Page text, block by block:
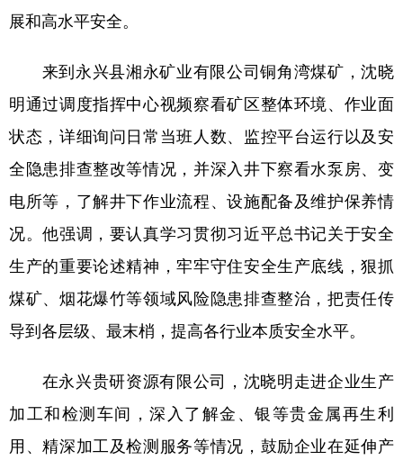
文化产业
地方频道
辽宁 吉林 上海 江苏
浙江 安徽 福建 江西
山东 河南 湖北 湖南
广东 广西 海南 重庆
四川 贵州 云南 西藏
陕西 甘肃 青海 宁夏
新疆 内蒙古 黑龙江
展和高水平安全。
来到永兴县湘永矿业有限公司铜角湾煤矿，沈晓
明通过调度指挥中心视频察看矿区整体环境、作业面
状态，详细询问日常当班人数、监控平台运行以及安
全隐患排查整改等情况，并深入井下察看水泵房、变
电所等，了解井下作业流程、设施配备及维护保养情
况。他强调，要认真学习贯彻习近平总书记关于安全
生产的重要论述精神，牢牢守住安全生产底线，狠抓
煤矿、烟花爆竹等领域风险隐患排查整治，把责任传
导到各层级、最末梢，提高各行业本质安全水平。
在永兴贵研资源有限公司，沈晓明走进企业生产
加工和检测车间，深入了解金、银等贵金属再生利
用、精深加工及检测服务等情况，鼓励企业在延伸产